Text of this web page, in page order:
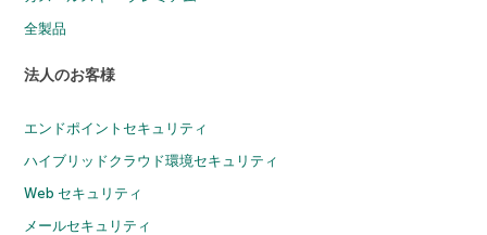
全製品
法人のお客様
エンドポイントセキュリティ
ハイブリッドクラウド環境セキュリティ
Web セキュリティ
メールセキュリティ